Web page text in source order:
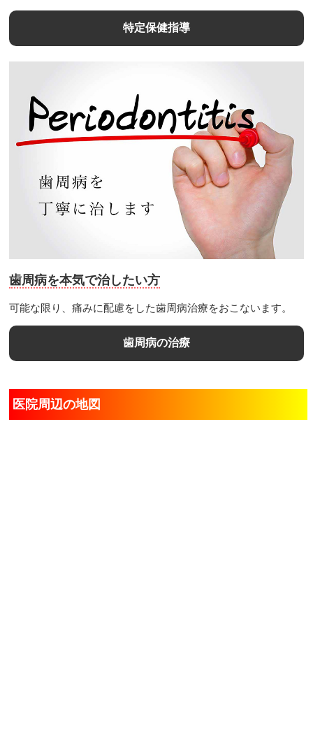
特定保健指導
歯周病を本気で治したい方
可能な限り、痛みに配慮をした歯周病治療をおこないます。
歯周病の治療
医院周辺の地図